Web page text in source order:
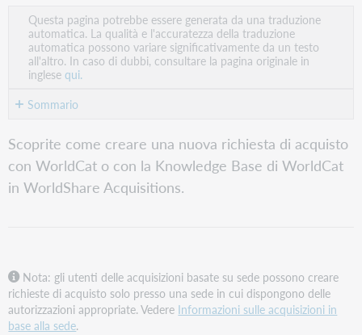
come
PDF
Questa pagina potrebbe essere generata da una traduzione
automatica. La qualità e l'accuratezza della traduzione
automatica possono variare significativamente da un testo
all'altro. In caso di dubbi, consultare la pagina originale in
inglesequi.
Sommario
Creare
una
nuova
richiesta
Guarda
un
video
Richieste
Scoprite come creare una nuova richiesta di acquisto
con WorldCat o con la Knowledge Base di WorldCat
in WorldShare Acquisitions.
Nota: gli utenti delle acquisizioni basate su sede possono creare
richieste di acquisto solo presso una sede in cui dispongono delle
autorizzazioni appropriate. Vedere Informazioni sulle acquisizioni in
base alla sede.